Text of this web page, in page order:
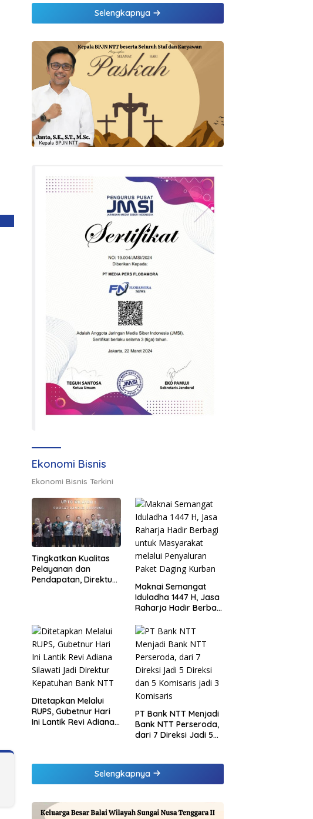
Selengkapnya
Ekonomi Bisnis
Ekonomi Bisnis Terkini
Tingkatkan Kualitas
Pelayanan dan
Pendapatan, Direktur
Samsat Rajabasa
Maknai Semangat
Iduladha 1447 H, Jasa
Raharja Hadir Berbagi
melalui Penyaluran
Paket Daging Kurban
Ditetapkan Melalui
RUPS, Gubetnur Hari
Ini Lantik Revi Adiana
PT Bank NTT Menjadi
Bank NTT Perseroda,
dari 7 Direksi Jadi 5
Komisaris
Selengkapnya